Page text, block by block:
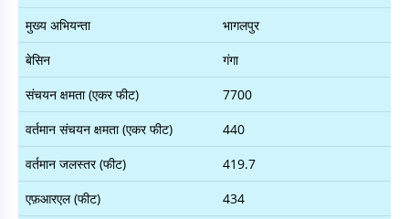
मुख्य अभियन्ता
भागलपुर
बेसिन
गंगा
संचयन क्षमता (एकर फीट)
7700
वर्तमान संचयन क्षमता (एकर फीट)
440
वर्तमान जलस्तर (फीट)
419.7
एफ़आरएल (फीट)
434